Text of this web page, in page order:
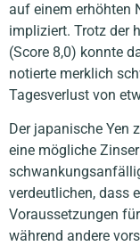
auf einem erhöhten
impliziert. Trotz der
(Score 8,0) konnte
notierte merklich
Tagesverlust von
Der japanische Yen
eine mögliche
verdeutlichen, dass
Voraussetzungen
während andere